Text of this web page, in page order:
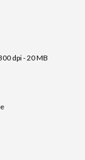
dpi - 20 MB